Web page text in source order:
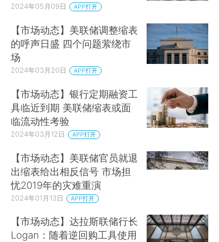
2024年05月09日 APP打开
【市场动态】美联储调整缩表
的呼声日盛 四个问题萦绕市
场
2024年03月20日 APP打开
【市场动态】银行定期融资工
具临近到期 美联储缩表或面
临流动性考验
2024年03月12日 APP打开
【市场动态】美联储官员就退
出缩表给出相反信号 市场担
忧2019年的灾难重演
2024年01月13日 APP打开
【市场动态】达拉斯联储行长
Logan：随着逆回购工具使用